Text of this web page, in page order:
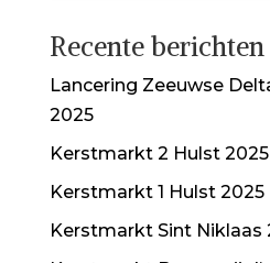
Recente berichten
Lancering Zeeuwse
2025
Kerstmarkt 2 Hulst 2025
Kerstmarkt 1 Hulst 2025
Kerstmarkt Sint Niklaas